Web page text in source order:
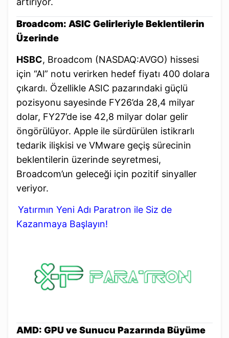
Broadcom: ASIC Gelirleriyle Beklentilerin
Üzerinde
HSBC, Broadcom (NASDAQ:AVGO) hissesi
için “Al” notu verirken hedef fiyatı 400 dolara
çıkardı. Özellikle ASIC pazarındaki güçlü
pozisyonu sayesinde FY26’da 28,4 milyar
dolar, FY27’de ise 42,8 milyar dolar gelir
öngörülüyor. Apple ile sürdürülen istikrarlı
tedarik ilişkisi ve VMware geçiş sürecinin
beklentilerin üzerinde seyretmesi,
Broadcom’un geleceği için pozitif sinyaller
veriyor.
Yatırmın Yeni Adı Paratron ile Siz de
Kazanmaya Başlayın!
AMD: GPU ve Sunucu Pazarında Büyüme